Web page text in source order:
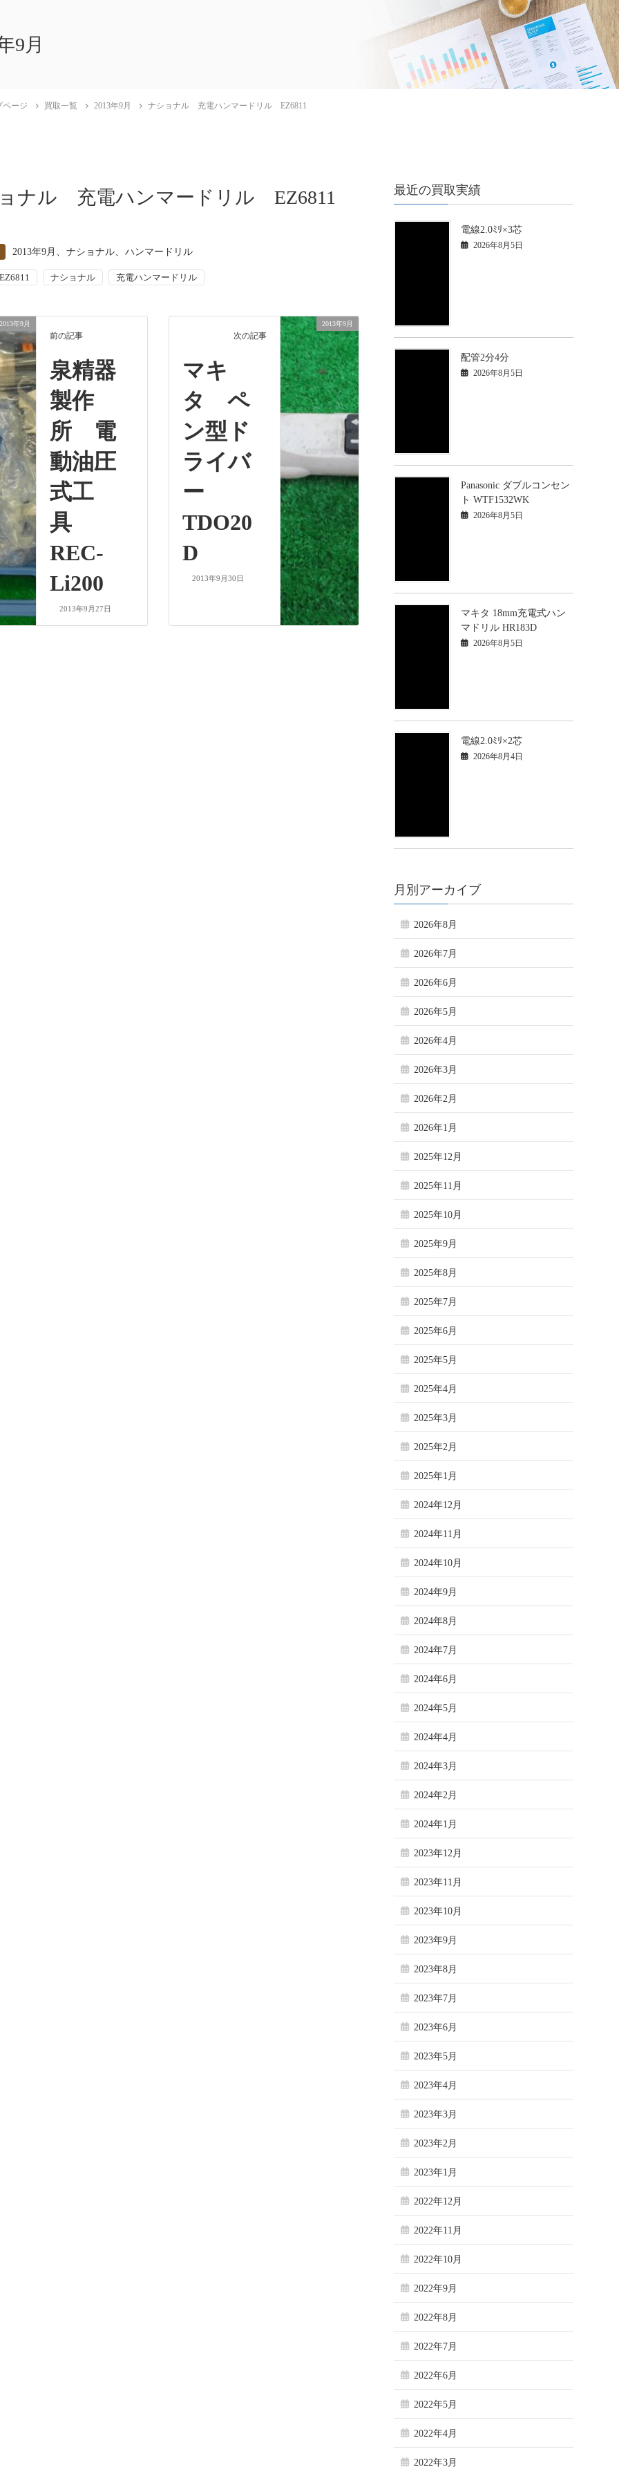
9月
ページ 買取一覧 2013年9月 ナショナル 充電ハンマードリル EZ6811
ナル 充電ハンマードリル EZ6811
2013年9月 、ナショナル、ハンマードリル
EZ6811 ナショナル 充電ハンマードリル
2013年9月
前の記事
泉精器
製作
所 電
動油圧
式工
具
REC-
Li200
2013年9月27日
2013年9月
次の記事
マキ
タ ペ
ン型ド
ライバ
ー
TDO20
D
2013年9月30日
最近の買取実績
電線2.0ﾐﾘ×3芯
2026年8月5日
配管2分4分
2026年8月5日
Panasonic ダブルコンセン
ト WTF1532WK
2026年8月5日
マキタ 18mm充電式ハン
マドリル HR183D
2026年8月5日
電線2.0ﾐﾘ×2芯
2026年8月4日
月別アーカイブ
2026年8月
2026年7月
2026年6月
2026年5月
2026年4月
2026年3月
2026年2月
2026年1月
2025年12月
2025年11月
2025年10月
2025年9月
2025年8月
2025年7月
2025年6月
2025年5月
2025年4月
2025年3月
2025年2月
2025年1月
2024年12月
2024年11月
2024年10月
2024年9月
2024年8月
2024年7月
2024年6月
2024年5月
2024年4月
2024年3月
2024年2月
2024年1月
2023年12月
2023年11月
2023年10月
2023年9月
2023年8月
2023年7月
2023年6月
2023年5月
2023年4月
2023年3月
2023年2月
2023年1月
2022年12月
2022年11月
2022年10月
2022年9月
2022年8月
2022年7月
2022年6月
2022年5月
2022年4月
2022年3月